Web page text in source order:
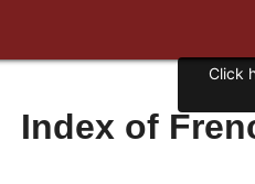
Index of